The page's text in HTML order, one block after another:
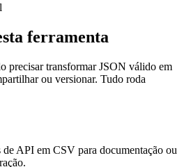
ferramenta
precisar transformar JSON válido em
ou versionar. Tudo roda
API em CSV para documentação ou